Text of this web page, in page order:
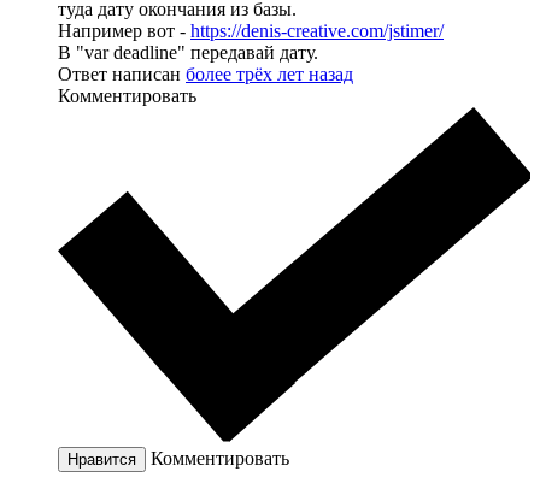
туда дату окончания из базы.
Например вот - https://denis-creative.com/jstimer/
В "var deadline" передавай дату.
Ответ написан более трёх лет назад
Комментировать
Нравится Комментировать